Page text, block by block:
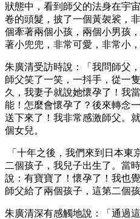
狀態中，看到師父的法身在宇
卷的頭髮，披了一個黃袈裟，
個牽著兩個小孩，兩個小男孩
著小兜兜，非常可愛，非常小，
朱廣清受訪時說：「我問師父
師父笑了一笑，一抖手，從一
久，我妻子就說她懷孕了！我
能！怎麼會懷孕了？後來轉念
送下來了！我非常感激師父。
個女兒。
「十年之後，我們來到日本東
二個孩子，我兒子出生了。當
說：有寶寶了！懷孕了！我也
師父給了兩個孩子，這第二個孩
朱廣清深有感觸地說：「通過